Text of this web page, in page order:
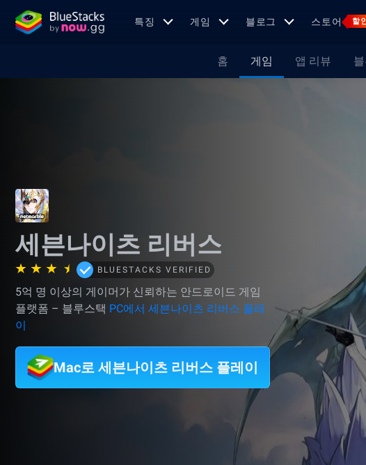
특징 게임 블로그 스토어 할
홈 게임 앱 리뷰
세븐나이츠 리버스
BLUESTACKS VERIFIED
5억 명 이상의 게이머가 신뢰하는 안드로이드 게임
플랫폼 – 블루스택 PC에서 세븐나이츠 리버스 플레
이
Mac로 세븐나이츠 리버스 플레이